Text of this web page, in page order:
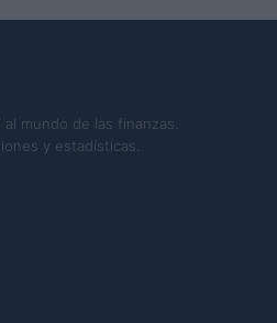
mundo de las finanzas.
y estadísticas.